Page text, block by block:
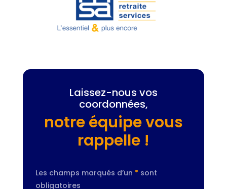
Laissez-nous vos
coordonnées,
notre équipe vous
rappelle !
Les champs marqués d’un * sont
obligatoires